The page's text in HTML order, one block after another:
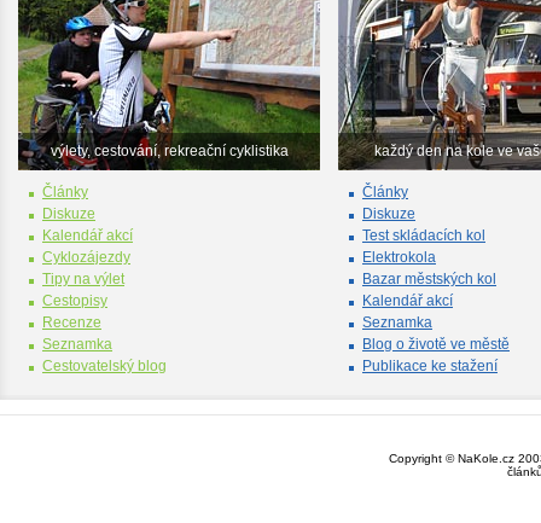
výlety, cestování, rekreační cyklistika
Články
Diskuze
Kalendář akcí
Cyklozájezdy
Tipy na výlet
Cestopisy
Recenze
Seznamka
Cestovatelský blog
každý den na kole ve
Články
Diskuze
Test skládacích kol
Elektrokola
Bazar městských kol
Kalendář akcí
Seznamka
Blog o životě ve městě
Publikace ke stažení
Copyright © NaKole.cz